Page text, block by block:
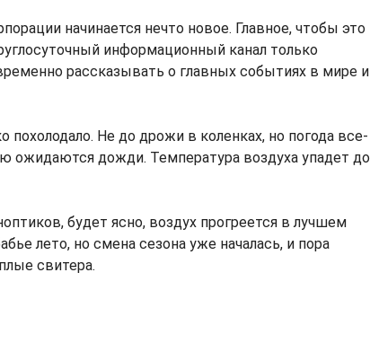
начинается нечто новое. Главное, чтобы это
информационный канал только
рассказывать о главных событиях в мире и
похолодало. Не до дрожи в коленках, но погода все-
ожидаются дожди. Температура воздуха упадет до
будет ясно, воздух прогреется в лучшем
лето, но смена сезона уже началась, и пора
свитера.